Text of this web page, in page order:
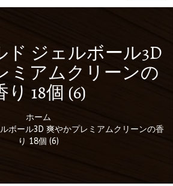
ド ジェルボール3D
ミアムクリーンの
り 18個 (6)
ホーム
ボール3D 爽やかプレミアムクリーンの香
り 18個 (6)